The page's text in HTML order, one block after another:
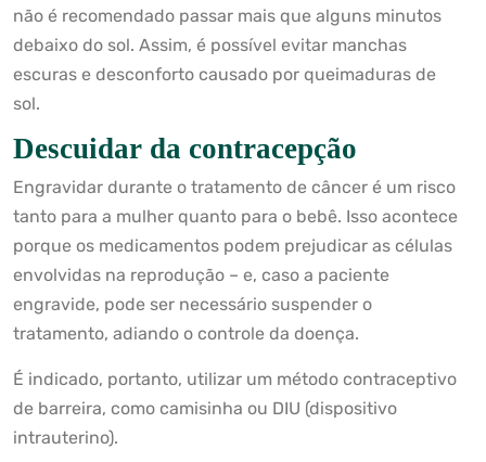
não é recomendado passar mais que alguns minutos
debaixo do sol. Assim, é possível evitar manchas
escuras e desconforto causado por queimaduras de
sol.
Descuidar da contracepção
Engravidar durante o tratamento de câncer é um risco
tanto para a mulher quanto para o bebê. Isso acontece
porque os medicamentos podem prejudicar as células
envolvidas na reprodução – e, caso a paciente
engravide, pode ser necessário suspender o
tratamento, adiando o controle da doença.
É indicado, portanto, utilizar um método contraceptivo
de barreira, como camisinha ou DIU (dispositivo
intrauterino).